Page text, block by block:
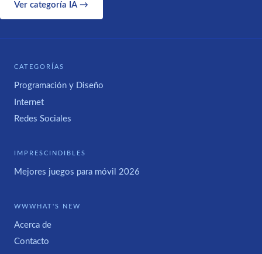
Ver categoría IA →
CATEGORÍAS
Programación y Diseño
Internet
Redes Sociales
IMPRESCINDIBLES
Mejores juegos para móvil 2026
WWWHAT'S NEW
Acerca de
Contacto